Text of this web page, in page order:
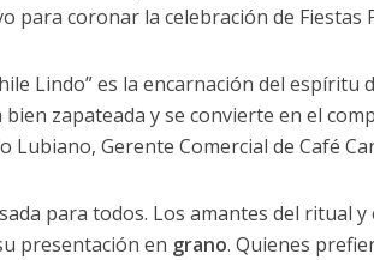
para coronar la celebración de Fiestas
Lindo” es la encarnación del espíritu
zapateada y se convierte en el
Lubiano, Gerente Comercial de Café
para todos. Los amantes del ritual
presentación en grano. Quienes